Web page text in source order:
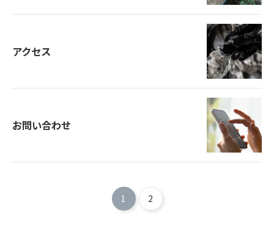
アクセス
お問い合わせ
1 2